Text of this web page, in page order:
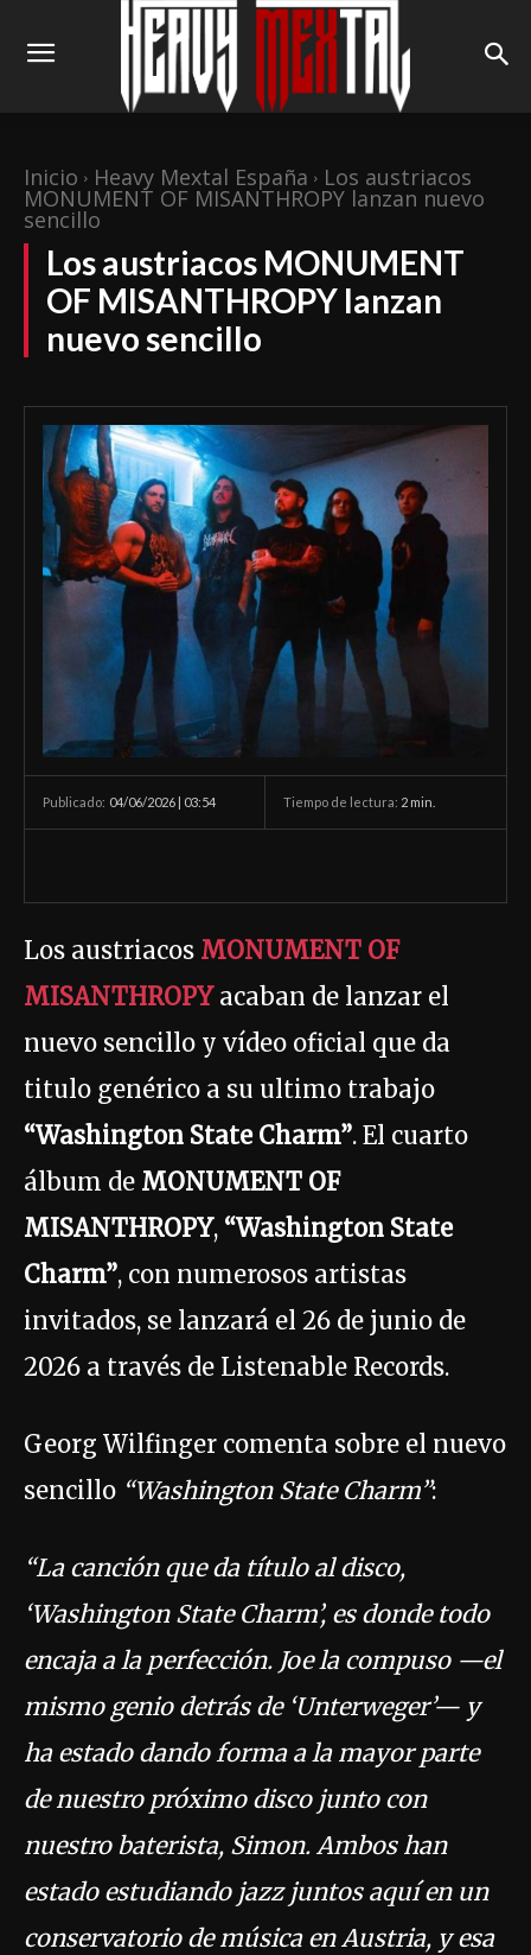
Inicio Heavy Mextal España Los austriacos
MONUMENT OF MISANTHROPY lanzan nuevo
sencillo
Los austriacos MONUMENT
OF MISANTHROPY lanzan
nuevo sencillo
Publicado: 04/06/2026 | 03:54 Tiempo de lectura: 2 min.
Los austriacos MONUMENT OF
MISANTHROPY acaban de lanzar el
nuevo sencillo y vídeo oficial que da
titulo genérico a su ultimo trabajo
“Washington State Charm”. El cuarto
álbum de MONUMENT OF
MISANTHROPY, “Washington State
Charm”, con numerosos artistas
invitados, se lanzará el 26 de junio de
2026 a través de Listenable Records.
Georg Wilfinger comenta sobre el nuevo
sencillo “Washington State Charm”:
“La canción que da título al disco,
‘Washington State Charm’, es donde todo
encaja a la perfección. Joe la compuso —el
mismo genio detrás de ‘Unterweger’— y
ha estado dando forma a la mayor parte
de nuestro próximo disco junto con
nuestro baterista, Simon. Ambos han
estado estudiando jazz juntos aquí en un
conservatorio de música en Austria, y esa